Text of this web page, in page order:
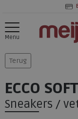
Menu
Terug
ECCO
Sneakers /